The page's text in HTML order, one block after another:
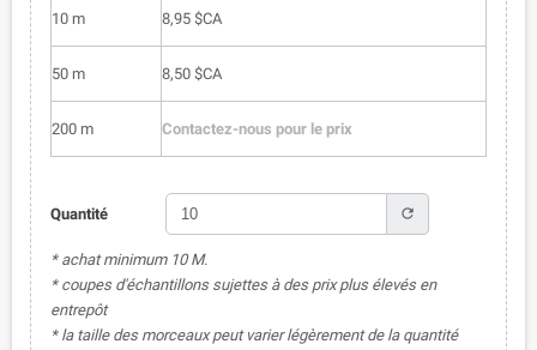
10 m 8,95 $CA
50 m 8,50 $CA
200 m Contactez-nous pour le prix
Quantité refresh
* achat minimum 10 M.
* coupes d'échantillons sujettes à des prix plus élevés en
entrepôt
* la taille des morceaux peut varier légèrement de la quantité